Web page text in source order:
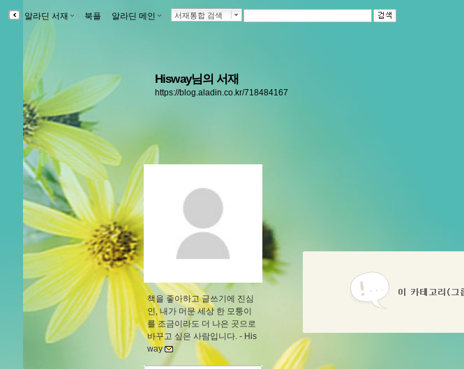
알라딘 서재 북플 알라딘 메인 서재통합 검색
Hisway님의 서재
https://blog.aladin.co.kr/718484167
책을 좋아하고 글쓰기에 진심
인, 내가 머문 세상 한 모퉁이
를 조금이라도 더 나은 곳으로
바꾸고 싶은 사람입니다. - His
way